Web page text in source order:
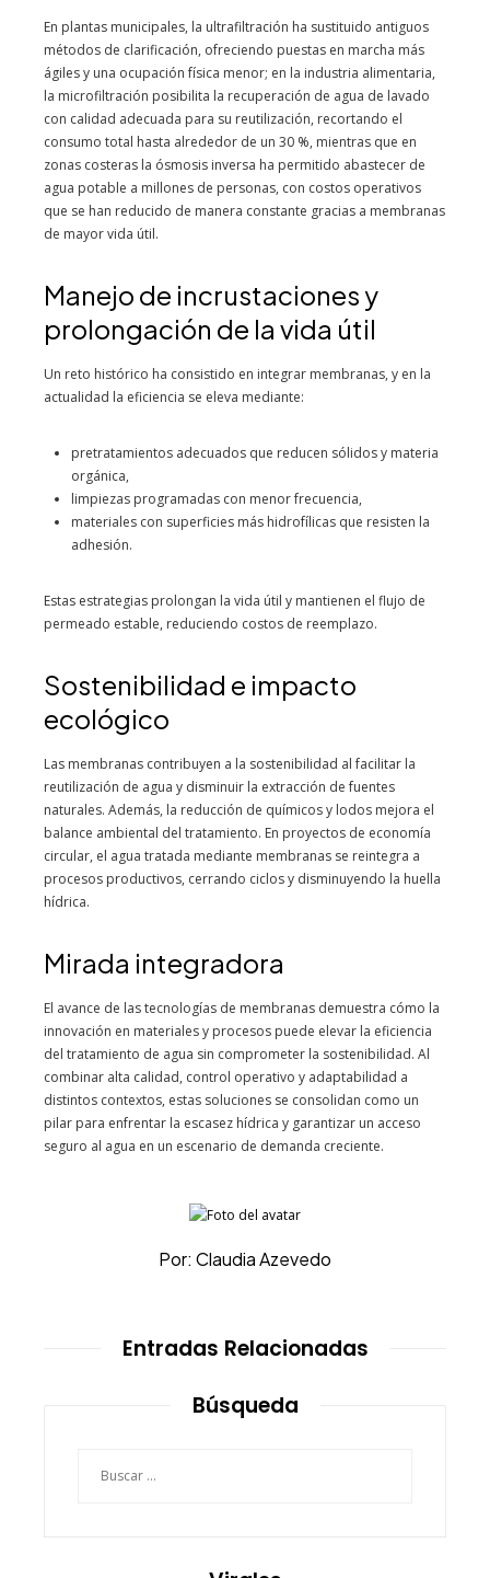
En plantas municipales, la ultrafiltración ha sustituido antiguos
métodos de clarificación, ofreciendo puestas en marcha más
ágiles y una ocupación física menor; en la industria alimentaria,
la microfiltración posibilita la recuperación de agua de lavado
con calidad adecuada para su reutilización, recortando el
consumo total hasta alrededor de un 30 %, mientras que en
zonas costeras la ósmosis inversa ha permitido abastecer de
agua potable a millones de personas, con costos operativos
que se han reducido de manera constante gracias a membranas
de mayor vida útil.
Manejo de incrustaciones y
prolongación de la vida útil
Un reto histórico ha consistido en integrar membranas, y en la
actualidad la eficiencia se eleva mediante:
pretratamientos adecuados que reducen sólidos y materia
orgánica,
limpiezas programadas con menor frecuencia,
materiales con superficies más hidrofílicas que resisten la
adhesión.
Estas estrategias prolongan la vida útil y mantienen el flujo de
permeado estable, reduciendo costos de reemplazo.
Sostenibilidad e impacto
ecológico
Las membranas contribuyen a la sostenibilidad al facilitar la
reutilización de agua y disminuir la extracción de fuentes
naturales. Además, la reducción de químicos y lodos mejora el
balance ambiental del tratamiento. En proyectos de economía
circular, el agua tratada mediante membranas se reintegra a
procesos productivos, cerrando ciclos y disminuyendo la huella
hídrica.
Mirada integradora
El avance de las tecnologías de membranas demuestra cómo la
innovación en materiales y procesos puede elevar la eficiencia
del tratamiento de agua sin comprometer la sostenibilidad. Al
combinar alta calidad, control operativo y adaptabilidad a
distintos contextos, estas soluciones se consolidan como un
pilar para enfrentar la escasez hídrica y garantizar un acceso
seguro al agua en un escenario de demanda creciente.
Por: Claudia Azevedo
Entradas Relacionadas
Búsqueda